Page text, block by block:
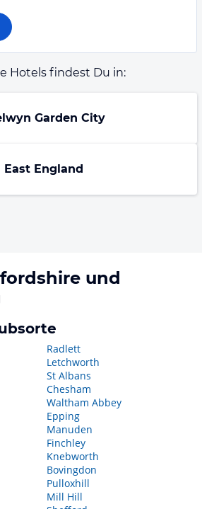
Hotels findest Du in:
Garden City
East England
und
Radlett
Letchworth
St Albans
Chesham
Waltham Abbey
Epping
Manuden
Finchley
Knebworth
Bovingdon
Pulloxhill
Mill Hill